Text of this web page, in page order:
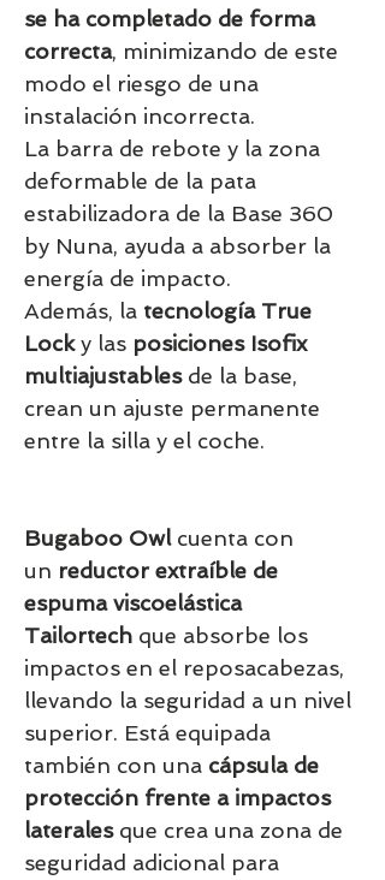
se ha completado de forma
correcta, minimizando de este
modo el riesgo de una
instalación incorrecta.
La barra de rebote y la zona
deformable de la pata
estabilizadora de la Base 360
by Nuna, ayuda a absorber la
energía de impacto.
Además, la tecnología True
Locky las posiciones Isofix
multiajustablesde la base,
crean un ajuste permanente
entre la silla y el coche.
Bugaboo Owlcuenta con
un reductor extraíble de
espuma viscoelástica
Tailortech que absorbe los
impactos en el reposacabezas,
llevando la seguridad a un nivel
superior. Está equipada
también con una cápsula de
protección frente a impactos
lateralesque crea una zona de
seguridad adicional para